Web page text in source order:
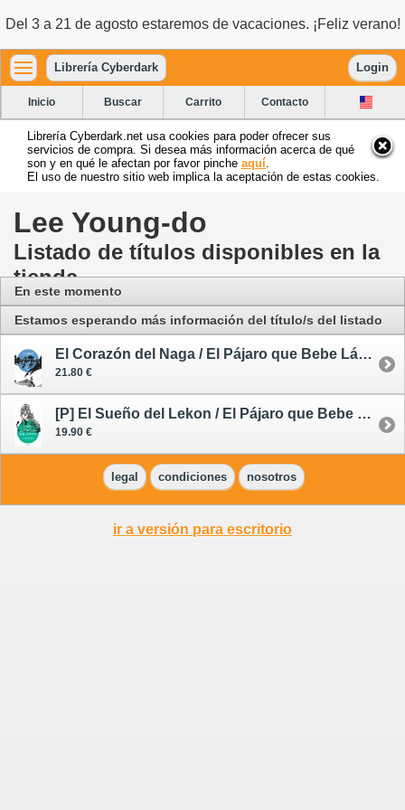
Del 3 a 21 de agosto estaremos de vacaciones. ¡Feliz verano!
Librería Cyberdark Login
Inicio Buscar Carrito Contacto
Librería Cyberdark.net usa cookies para poder ofrecer sus
servicios de compra. Si desea más información acerca de qué
son y en qué le afectan por favor pinche aquí
El uso de nuestro sitio web implica la aceptación de estas cookies.
Lee Young-do
Listado de títulos disponibles en la
tienda
En este momento
Estamos esperando más información del título/s del listado
El Corazón del Naga / El Pájaro que Bebe Lágrimas 1
21.80 €
[P] El Sueño del Lekon / El Pájaro que Bebe Lágrimas 2 - preventa 21/10/26
19.90 €
legal condiciones nosotros
ir a versión para escritorio